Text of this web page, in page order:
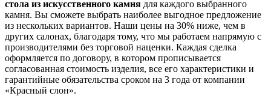
стола из искусственного камня для каждого выбранного
камня. Вы сможете выбрать наиболее выгодное предложение
из нескольких вариантов. Наши цены на 30% ниже, чем в
других салонах, благодаря тому, что мы работаем напрямую с
производителями без торговой наценки. Каждая сделка
оформляется по договору, в котором прописывается
согласованная стоимость изделия, все его характеристики и
гарантийные обязательства сроком на 3 года от компании
«Красный слон».